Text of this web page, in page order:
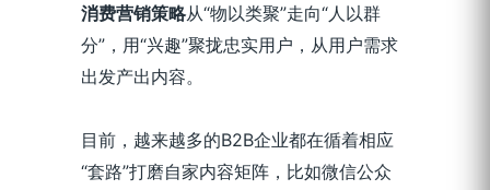
消费营销策略从“物以类聚”走向“人以群
分”，用“兴趣”聚拢忠实用户，从用户需求
出发产出内容。
目前，越来越多的B2B企业都在循着相应
“套路”打磨自家内容矩阵，比如微信公众